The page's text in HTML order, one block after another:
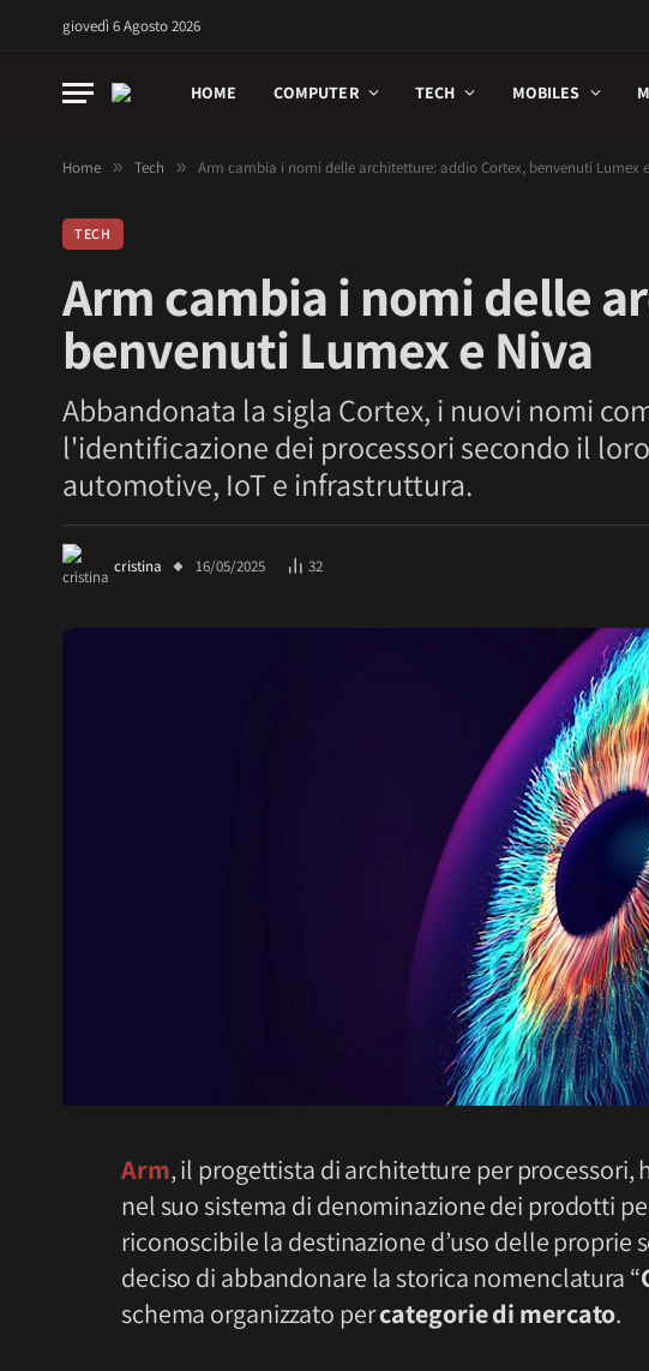
giovedì 6 Agosto 2026
HOME COMPUTER TECH MOBILES
Home » Tech » Arm cambia i nomi delle architetture: addio Cortex, benvenuti Lumex
TECH
Arm cambia i nomi delle
benvenuti Lumex e Niva
Abbandonata la sigla Cortex, i nuovi nomi
l'identificazione dei processori secondo il
automotive, IoT e infrastruttura.
cristina 16/05/2025 32
Arm, il progettista di architetture per processori,
nel suo sistema di denominazione dei prodotti
riconoscibile la destinazione d’uso delle proprie
deciso di abbandonare la storica nomenclatura “
schema organizzato percategorie di mercato.